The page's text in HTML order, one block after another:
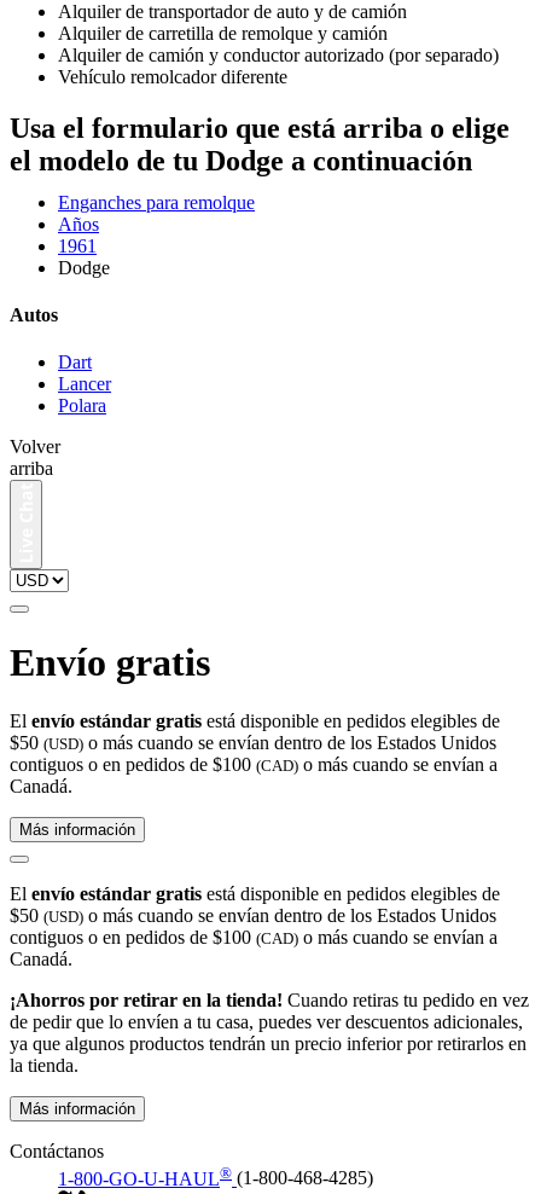
Alquiler de transportador de auto y de camión
Alquiler de carretilla de remolque y camión
Alquiler de camión y conductor autorizado (por separado)
Vehículo remolcador diferente
Usa el formulario que está arriba o elige
el modelo de tu Dodge a continuación
Enganches para remolque
Años
1961
Dodge
Autos
Dart
Lancer
Polara
Volver
arriba
Envío gratis
El envío estándar gratis está disponible en pedidos elegibles de
$50 (USD) o más cuando se envían dentro de los Estados Unidos
contiguos o en pedidos de $100 (CAD) o más cuando se envían a
Canadá.
Más información
El envío estándar gratis está disponible en pedidos elegibles de
$50 (USD) o más cuando se envían dentro de los Estados Unidos
contiguos o en pedidos de $100 (CAD) o más cuando se envían a
Canadá.
¡Ahorros por retirar en la tienda! Cuando retiras tu pedido en vez
de pedir que lo envíen a tu casa, puedes ver descuentos adicionales,
ya que algunos productos tendrán un precio inferior por retirarlos en
la tienda.
Más información
Contáctanos
1-800-GO-U-HAUL® (1-800-468-4285)